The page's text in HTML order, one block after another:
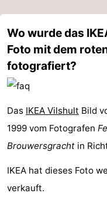
Wo wurde das
Foto mit dem
fotografiert?
Das IKEA Vilshult Bild
1999 vom Fotografen
Brouwersgracht in
IKEA hat dieses Foto
verkauft.